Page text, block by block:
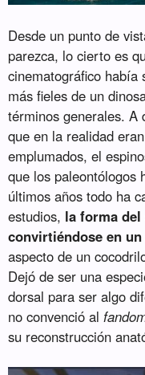
Desde un punto de
parezca, lo cierto es
cinematográfico había
más fieles de un
términos generales. A
que en la realidad
emplumados, el
que los paleontólogos
últimos años todo ha
estudios, la forma
convirtiéndose en
aspecto de un
Dejó de ser una
dorsal para ser algo
no convenció al
su reconstrucción